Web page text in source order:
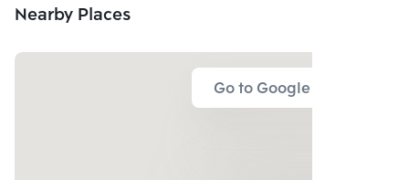
Nearby Places
Go to Google Map